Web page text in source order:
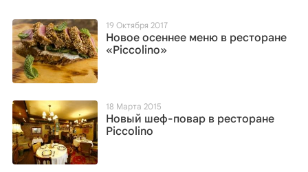
19 Октября 2017
Новое осеннее меню в ресторане
«Piccolino»
18 Марта 2015
Новый шеф-повар в ресторане
Piccolino